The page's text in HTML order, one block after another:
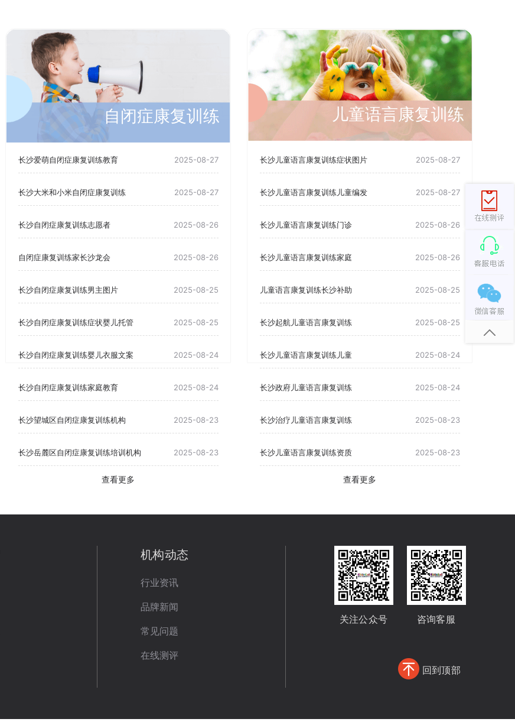
自闭症康复训练
长沙爱萌自闭症康复训练教育 2025-08-27
长沙大米和小米自闭症康复训练 2025-08-27
长沙自闭症康复训练志愿者 2025-08-26
自闭症康复训练家长沙龙会 2025-08-26
长沙自闭症康复训练男主图片 2025-08-25
长沙自闭症康复训练症状婴儿托管 2025-08-25
长沙自闭症康复训练婴儿衣服文案 2025-08-24
长沙自闭症康复训练家庭教育 2025-08-24
长沙望城区自闭症康复训练机构 2025-08-23
长沙岳麓区自闭症康复训练培训机构 2025-08-23
查看更多
儿童语言康复训练
长沙儿童语言康复训练症状图片 2025-08-27
长沙儿童语言康复训练儿童编发 2025-08-27
长沙儿童语言康复训练门诊 2025-08-26
长沙儿童语言康复训练家庭 2025-08-26
儿童语言康复训练长沙补助 2025-08-25
长沙起航儿童语言康复训练 2025-08-25
长沙儿童语言康复训练儿童 2025-08-24
长沙政府儿童语言康复训练 2025-08-24
长沙治疗儿童语言康复训练 2025-08-23
长沙儿童语言康复训练资质 2025-08-23
查看更多
机构动态
行业资讯
品牌新闻
常见问题
在线测评
关注公众号 咨询客服
回到顶部